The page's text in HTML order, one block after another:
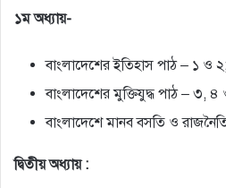
১ম অধ্যায়-
বাংলাদেশের ইতিহাস পাঠ – ১ ও
বাংলাদেশের মুক্তিযুদ্ধ পাঠ – ৩,
বাংলাদেশে মানব বসতি ও
দ্বিতীয় অধ্যায় :